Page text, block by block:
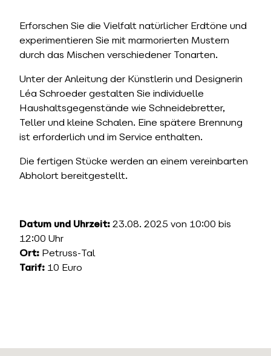
Erforschen Sie die Vielfalt natürlicher Erdtöne und
experimentieren Sie mit marmorierten Mustern
durch das Mischen verschiedener Tonarten.
Unter der Anleitung der Künstlerin und Designerin
Léa Schroeder gestalten Sie individuelle
Haushaltsgegenstände wie Schneidebretter,
Teller und kleine Schalen. Eine spätere Brennung
ist erforderlich und im Service enthalten.
Die fertigen Stücke werden an einem vereinbarten
Abholort bereitgestellt.
Datum und Uhrzeit: 23.08. 2025 von 10:00 bis
12:00 Uhr
Ort: Petruss-Tal
Tarif: 10 Euro